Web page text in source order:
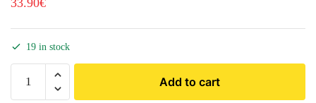
19 in stock
Add to cart